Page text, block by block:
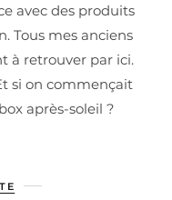
avec des produits
Tous mes anciens
à retrouver par ici.
si on commençait
après-soleil ?